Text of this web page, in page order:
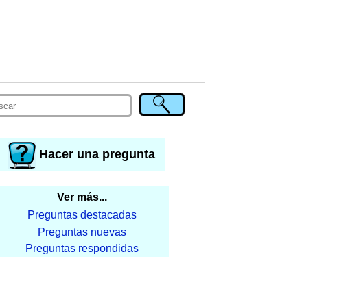
Hacer una pregunta
Ver más...
Preguntas destacadas
Preguntas nuevas
Preguntas respondidas